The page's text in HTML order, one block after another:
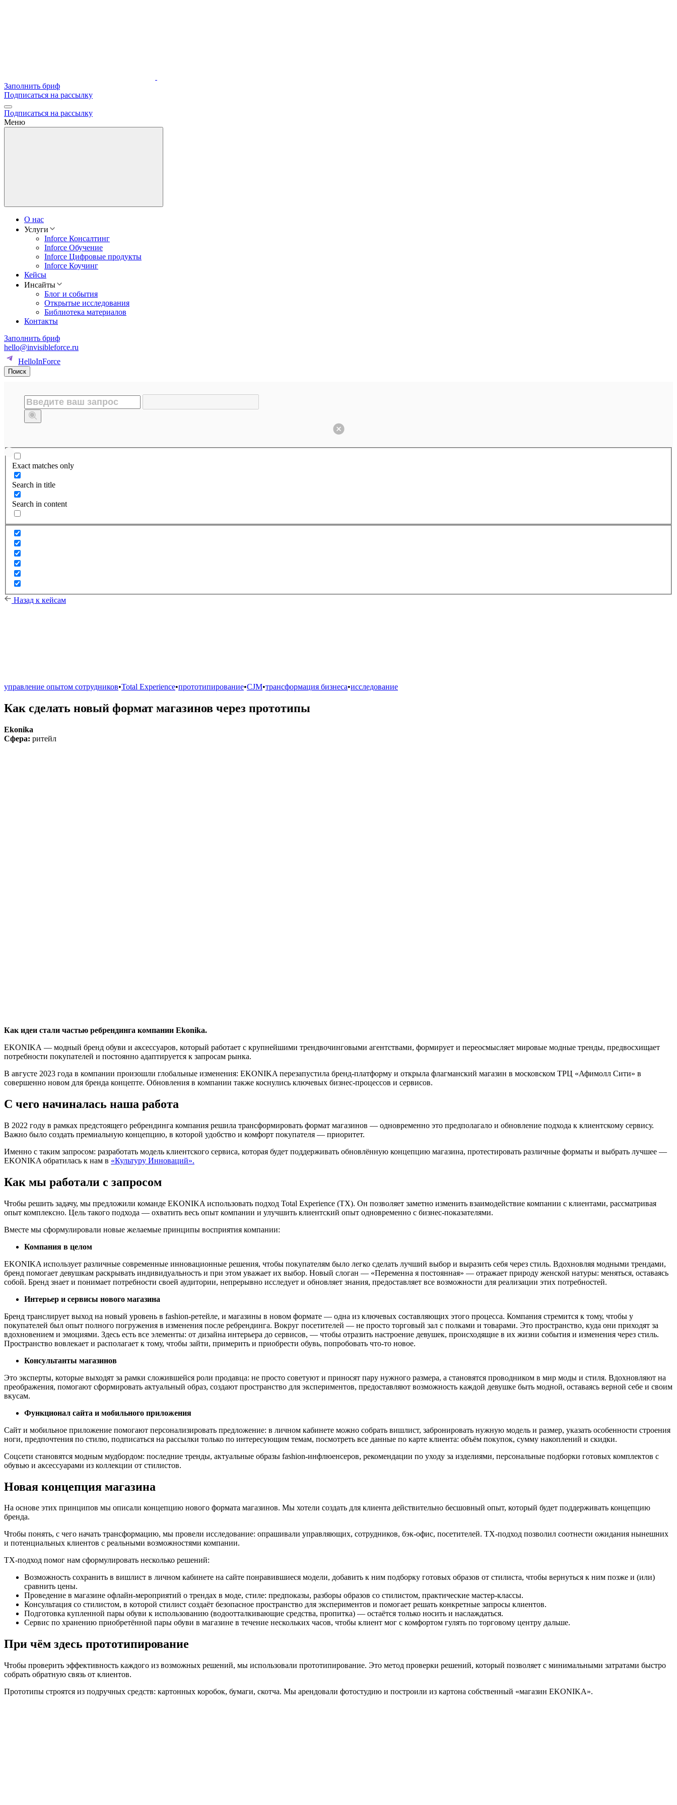
Заполнить бриф
Подписаться на рассылку
Подписаться на рассылку
Меню
О нас
Услуги
Inforce Консалтинг
Inforce Обучение
Inforce Цифровые продукты
Inforce Коучинг
Кейсы
Инсайты
Блог и события
Открытые исследования
Библиотека материалов
Контакты
Заполнить бриф
hello@invisibleforce.ru
HelloInForce
Поиск
Exact matches only
Search in title
Search in content
Назад к кейсам
управление опытом сотрудников•Total Experience•прототипирование•CJM•трансформация бизнеса•исследование
Как сделать новый формат магазинов через прототипы
Ekonika
Сфера: ритейл
Как идеи стали частью ребрендинга компании Ekonika.
EKONIKA — модный бренд обуви и аксессуаров, который работает с крупнейшими трендвочинговыми агентствами, формирует и переосмысляет мировые модные тренды, предвосхищает
потребности покупателей и постоянно адаптируется к запросам рынка.
В августе 2023 года в компании произошли глобальные изменения: EKONIKA перезапустила бренд-платформу и открыла флагманский магазин в московском ТРЦ «Афимолл Сити» в
совершенно новом для бренда концепте. Обновления в компании также коснулись ключевых бизнес-процессов и сервисов.
С чего начиналась наша работа
В 2022 году в рамках предстоящего ребрендинга компания решила трансформировать формат магазинов — одновременно это предполагало и обновление подхода к клиентскому сервису.
Важно было создать премиальную концепцию, в которой удобство и комфорт покупателя — приоритет.
Именно с таким запросом: разработать модель клиентского сервиса, которая будет поддерживать обновлённую концепцию магазина, протестировать различные форматы и выбрать лучшее —
EKONIKA обратилась к нам в «Культуру Инноваций».
Как мы работали с запросом
Чтобы решить задачу, мы предложили команде EKONIKA использовать подход Total Experience (ТХ). Он позволяет заметно изменить взаимодействие компании с клиентами, рассматривая
опыт комплексно. Цель такого подхода — охватить весь опыт компании и улучшить клиентский опыт одновременно с бизнес-показателями.
Вместе мы сформулировали новые желаемые принципы восприятия компании:
Компания в целом
EKONIKA использует различные современные инновационные решения, чтобы покупателям было легко сделать лучший выбор и выразить себя через стиль. Вдохновляя модными трендами,
бренд помогает девушкам раскрывать индивидуальность и при этом уважает их выбор. Новый слоган — «Переменна я постоянная» — отражает природу женской натуры: меняться, оставаясь
собой. Бренд знает и понимает потребности своей аудитории, непрерывно исследует и обновляет знания, предоставляет все возможности для реализации этих потребностей.
Интерьер и сервисы нового магазина
Бренд транслирует выход на новый уровень в fashion-ретейле, и магазины в новом формате — одна из ключевых составляющих этого процесса. Компания стремится к тому, чтобы у
покупателей был опыт полного погружения в изменения после ребрендинга. Вокруг посетителей — не просто торговый зал с полками и товарами. Это пространство, куда они приходят за
вдохновением и эмоциями. Здесь есть все элементы: от дизайна интерьера до сервисов, — чтобы отразить настроение девушек, происходящие в их жизни события и изменения через стиль.
Пространство вовлекает и располагает к тому, чтобы зайти, примерить и приобрести обувь, попробовать что-то новое.
Консультанты магазинов
Это эксперты, которые выходят за рамки сложившейся роли продавца: не просто советуют и приносят пару нужного размера, а становятся проводником в мир моды и стиля. Вдохновляют на
преображения, помогают сформировать актуальный образ, создают пространство для экспериментов, предоставляют возможность каждой девушке быть модной, оставаясь верной себе и своим
вкусам.
Функционал сайта и мобильного приложения
Сайт и мобильное приложение помогают персонализировать предложение: в личном кабинете можно собрать вишлист, забронировать нужную модель и размер, указать особенности строения
ноги, предпочтения по стилю, подписаться на рассылки только по интересующим темам, посмотреть все данные по карте клиента: объём покупок, сумму накоплений и скидки.
Соцсети становятся модным мудбордом: последние тренды, актуальные образы fashion-инфлюенсеров, рекомендации по уходу за изделиями, персональные подборки готовых комплектов с
обувью и аксессуарами из коллекции от стилистов.
Новая концепция магазина
На основе этих принципов мы описали концепцию нового формата магазинов. Мы хотели создать для клиента действительно бесшовный опыт, который будет поддерживать концепцию
бренда.
Чтобы понять, с чего начать трансформацию, мы провели исследование: опрашивали управляющих, сотрудников, бэк-офис, посетителей. ТХ-подход позволил соотнести ожидания нынешних
и потенциальных клиентов с реальными возможностями компании.
ТХ-подход помог нам сформулировать несколько решений:
Возможность сохранить в вишлист в личном кабинете на сайте понравившиеся модели, добавить к ним подборку готовых образов от стилиста, чтобы вернуться к ним позже и (или)
сравнить цены.
Проведение в магазине офлайн-мероприятий о трендах в моде, стиле: предпоказы, разборы образов со стилистом, практические мастер-классы.
Консультация со стилистом, в которой стилист создаёт безопасное пространство для экспериментов и помогает решать конкретные запросы клиентов.
Подготовка купленной пары обуви к использованию (водоотталкивающие средства, пропитка) — остаётся только носить и наслаждаться.
Сервис по хранению приобретённой пары обуви в магазине в течение нескольких часов, чтобы клиент мог с комфортом гулять по торговому центру дальше.
При чём здесь прототипирование
Чтобы проверить эффективность каждого из возможных решений, мы использовали прототипирование. Это метод проверки решений, который позволяет с минимальными затратами быстро
собрать обратную связь от клиентов.
Прототипы строятся из подручных средств: картонных коробок, бумаги, скотча. Мы арендовали фотостудию и построили из картона собственный «магазин EKONIKA».